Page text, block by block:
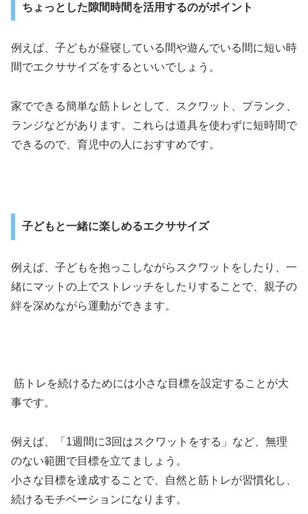
ちょっとした隙間時間を活用するのがポイント
例えば、子どもが昼寝している間や遊んでいる間に短い時
間でエクササイズをするといいでしょう。
家でできる簡単な筋トレとして、スクワット、プランク、
ランジなどがあります。これらは道具を使わずに短時間で
できるので、育児中の人におすすめです。
子どもと一緒に楽しめるエクササイズ
例えば、子どもを抱っこしながらスクワットをしたり、一
緒にマットの上でストレッチをしたりすることで、親子の
絆を深めながら運動ができます。
筋トレを続けるためには小さな目標を設定することが大
事です。
例えば、「1週間に3回はスクワットをする」など、無理
のない範囲で目標を立てましょう。
小さな目標を達成することで、自然と筋トレが習慣化し、
続けるモチベーションになります。